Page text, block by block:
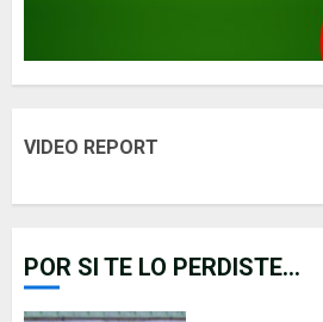
VIDEO REPORT
POR SI TE LO PERDISTE...